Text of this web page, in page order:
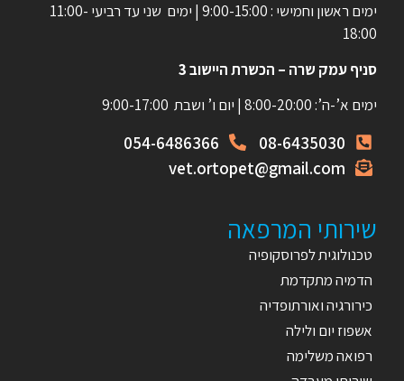
ימים ראשון וחמישי : 9:00-15:00 | ימים שני עד רביעי 11:00-
18:00
סניף עמק שרה – הכשרת היישוב 3
ימים א’-ה’: 8:00-20:00 | יום ו’ ושבת 9:00-17:00
08-6435030
054-6486366
vet.ortopet@gmail.com
שירותי המרפאה
טכנולוגית לפרוסקופיה
הדמיה מתקדמת
כירורגיה ואורתופדיה
אשפוז יום ולילה
רפואה משלימה